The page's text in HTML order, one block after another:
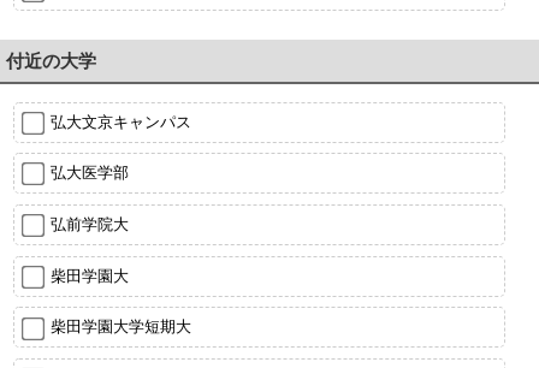
付近の大学
弘大文京キャンパス
弘大医学部
弘前学院大
柴田学園大
柴田学園大学短期大